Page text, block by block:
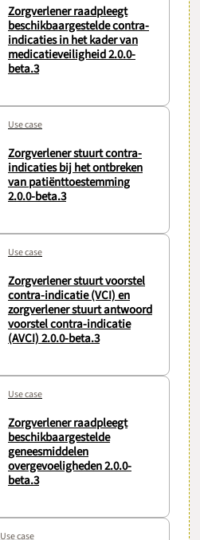
Zorgverlener raadpleegt
beschikbaargestelde contra-
indicaties in het kader van
medicatieveiligheid 2.0.0-
beta.3
Use case
Zorgverlener stuurt contra-
indicaties bij het ontbreken
van patiënttoestemming
2.0.0-beta.3
Use case
Zorgverlener stuurt voorstel
contra-indicatie (VCI) en
zorgverlener stuurt antwoord
voorstel contra-indicatie
(AVCI) 2.0.0-beta.3
Use case
Zorgverlener raadpleegt
beschikbaargestelde
geneesmiddelen
overgevoeligheden 2.0.0-
beta.3
Use case